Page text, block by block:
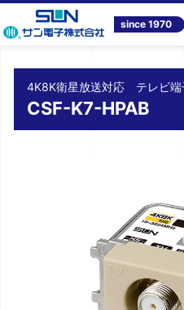
since 1970
トップ 商品情報 テレビ共同受信システム機器
4K8K衛星放送対応 テレビ端
CSF-K7-HPAB